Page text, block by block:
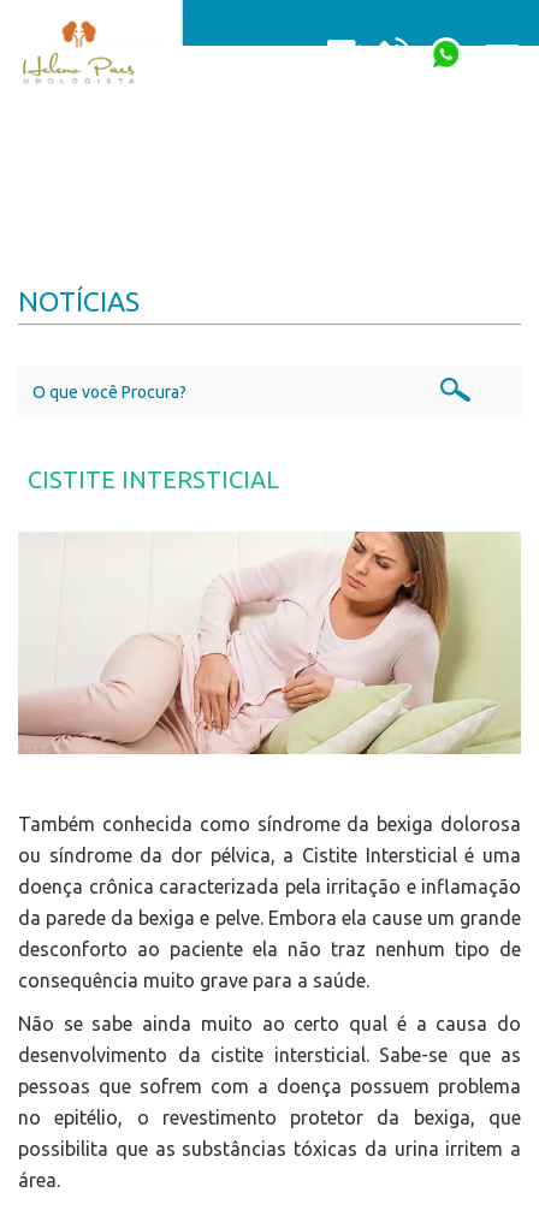
NOTÍCIAS
CISTITE INTERSTICIAL
Também conhecida como síndrome da bexiga dolorosa
ou síndrome da dor pélvica, a Cistite Intersticial é uma
doença crônica caracterizada pela irritação e inflamação
da parede da bexiga e pelve. Embora ela cause um grande
desconforto ao paciente ela não traz nenhum tipo de
consequência muito grave para a saúde.
Não se sabe ainda muito ao certo qual é a causa do
desenvolvimento da cistite intersticial. Sabe-se que as
pessoas que sofrem com a doença possuem problema
no epitélio, o revestimento protetor da bexiga, que
possibilita que as substâncias tóxicas da urina irritem a
área.